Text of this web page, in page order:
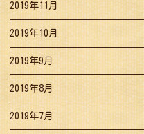
2019年11月
2019年10月
2019年9月
2019年8月
2019年7月